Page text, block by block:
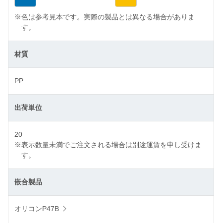
※色は参考見本です。実際の製品とは異なる場合がありま
す。
材質
PP
出荷単位
20
※表示数量未満でご注文される場合は別途運賃を申し受けま
す。
嵌合製品
オリコンP47B